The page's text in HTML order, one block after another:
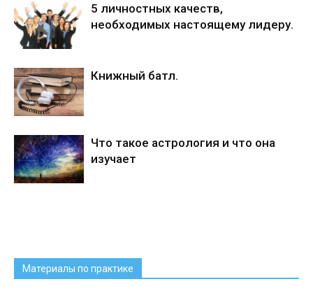
5 личностных качеств,
необходимых настоящему лидеру.
Книжный батл.
Что такое астрология и что она
изучает
Материалы по практике